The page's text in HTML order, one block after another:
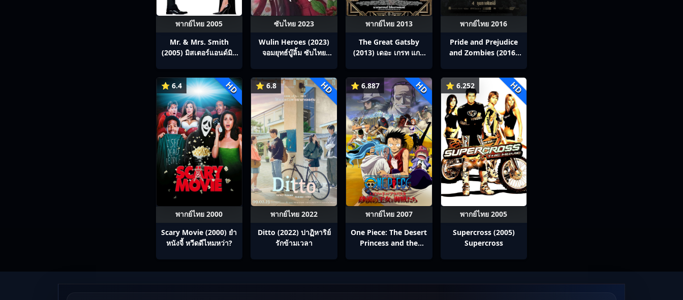
พากย์ไทย 2005
Mr. & Mrs. Smith
(2005) มิสเตอร์แอนด์มิส
ซับไทย 2023
Wulin Heroes (2023)
จอมยุทธ์บู๊ลิ้ม ซับไทย
พากย์ไทย 2013
The Great Gatsby
(2013) เดอะ เกรท แกต
พากย์ไทย 2016
Pride and Prejudice
and Zombies (2016)
⭐ 6.4 HD
พากย์ไทย 2000
Scary Movie (2000) ยำ
หนังจี้​ หวีดดีไหมหว่า?
⭐ 6.8 HD
พากย์ไทย 2022
Ditto (2022) ปาฏิหาริย์
รักข้ามเวลา
⭐ 6.887 HD
พากย์ไทย 2007
One Piece: The Desert
Princess and the
เดอะมูฟวี่ 8: เจ้าหญิงแห่ง
ทะเลทรายและโจรสลัด
⭐ 6.252 HD
พากย์ไทย 2005
Supercross (2005)
Supercross